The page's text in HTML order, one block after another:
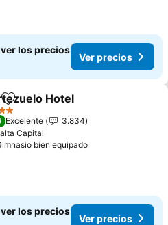
los precios
Ver precios
Añadir a favoritos
Hotel
Excelente
3.834
Capital
bien equipadoVer precios
los precios
Ver precios